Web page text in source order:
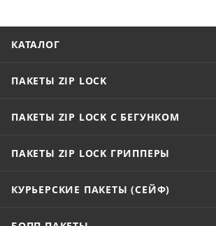
КАТАЛОГ
ПАКЕТЫ ZIP LOCK
ПАКЕТЫ ZIP LOCK С БЕГУНКОМ
ПАКЕТЫ ZIP LOCK ГРИППЕРЫ
КУРЬЕРСКИЕ ПАКЕТЫ (СЕЙФ)